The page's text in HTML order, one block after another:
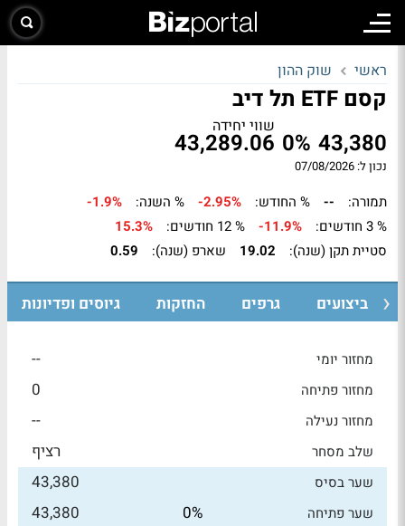
ראשי שוק ההון
קסם ETF תל דיב
43,380
0%
שווי יחידה
43,289.06
נכון ל: 07/08/2026
תמורה: -- % החודש: -2.95% % השנה:
-1.9%
% 3 חודשים:
-11.9% % 12 חודשים:
15.3%
סטיית תקן (שנה):
19.02 שארפ (שנה): 0.59
ביצועים גרפים החזקות גיוסים ופדיונות
מחזור יומי --
מחזור פתיחה 0
מחזור נעילה --
שלב מסחר רציף
שער בסיס 43,380
שער פתיחה 0%
43,380